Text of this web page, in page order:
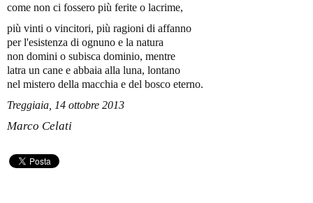
come non ci fossero più ferite o lacrime,
più vinti o vincitori, più ragioni di affanno
per l'esistenza di ognuno e la natura
non domini o subisca dominio, mentre
latra un cane e abbaia alla luna, lontano
nel mistero della macchia e del bosco eterno.
Treggiaia, 14 ottobre 2013
Marco Celati